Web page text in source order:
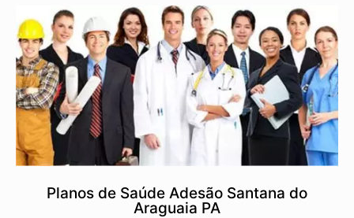
Planos de Saúde Adesão Santana do
Araguaia PA